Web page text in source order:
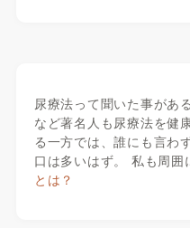
尿療法って聞いた事があ
など著名人も尿療法を健
る一方では、誰にも言わ
口は多いはず。 私も周囲
とは？